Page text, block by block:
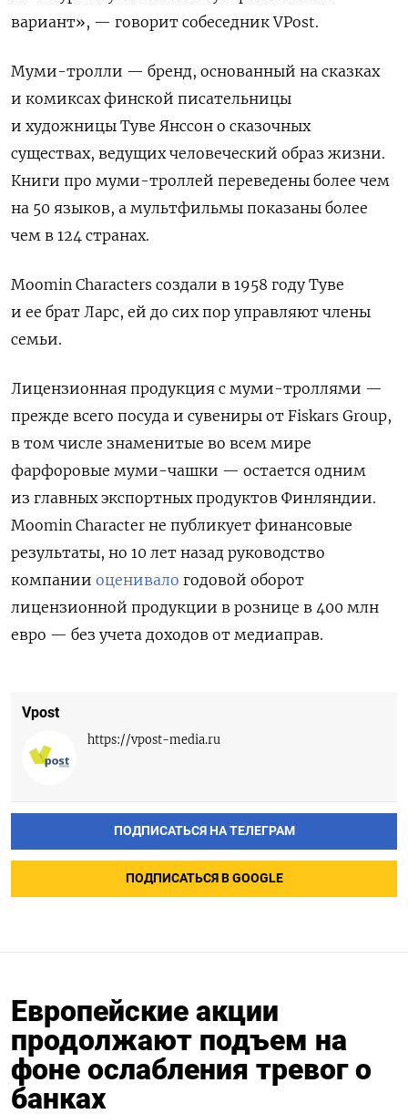
вариант», — говорит собеседник VPost.
Муми-тролли — бренд, основанный на сказках
и комиксах финской писательницы
и художницы Туве Янссон о сказочных
существах, ведущих человеческий образ жизни.
Книги про муми-троллей переведены более чем
на 50 языков, а мультфильмы показаны более
чем в 124 странах.
Moomin Characters создали в 1958 году Туве
и ее брат Ларс, ей до сих пор управляют члены
семьи.
Лицензионная продукция с муми-троллями —
прежде всего посуда и сувениры от Fiskars Group,
в том числе знаменитые во всем мире
фарфоровые муми-чашки — остается одним
из главных экспортных продуктов Финляндии.
Moomin Character не публикует финансовые
результаты, но 10 лет назад руководство
компании оценивало годовой оборот
лицензионной продукции в рознице в 400 млн
евро — без учета доходов от медиаправ.
Vpost
https://vpost-media.ru
ПОДПИСАТЬСЯ НА ТЕЛЕГРАМ
ПОДПИСАТЬСЯ В GOOGLE
Европейские акции
продолжают подъем на
фоне ослабления тревог о
банках